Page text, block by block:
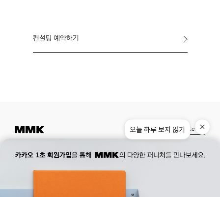
컨설팅 예약하기
Museum. 02. 777. 5887 Office.02. 777. 5778
177, Duteopbawi-ro, Yongsan-gu, Seoul, Korea
Official : hello@mmk-seoul.com
Instagram Pinterest
오늘 하루 보지 않기